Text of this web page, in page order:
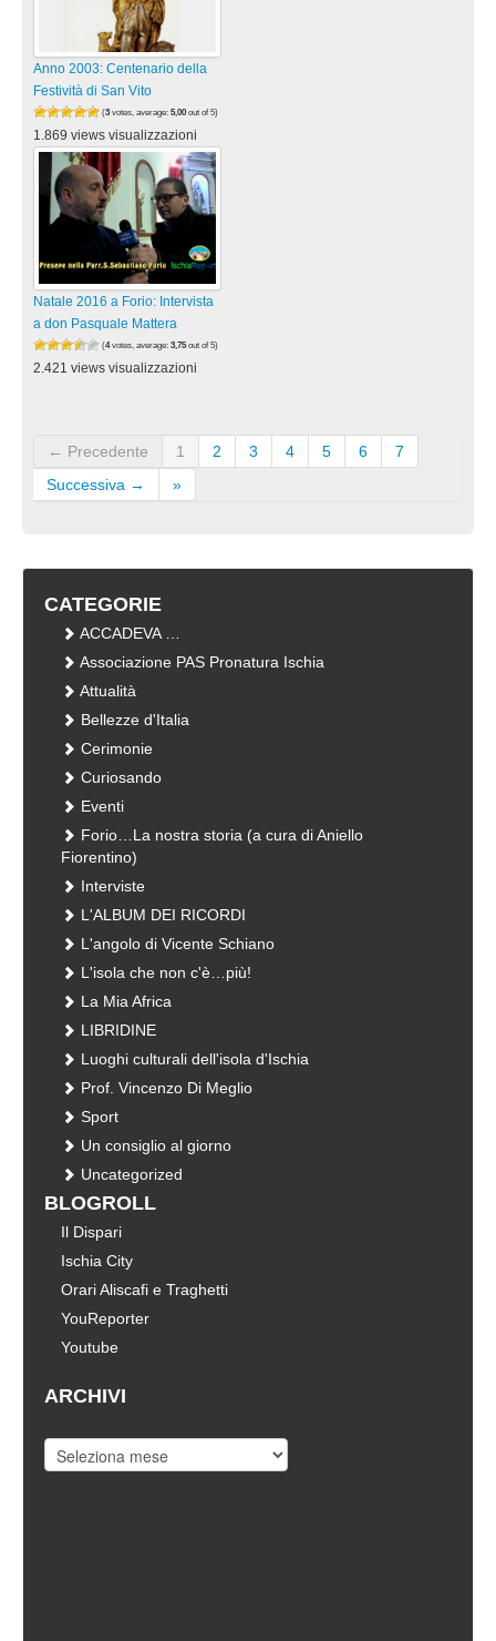
Anno 2003: Centenario della
Festività di San Vito
(3 votes, average: 5,00 out of 5)
1.869 views visualizzazioni
Natale 2016 a Forio: Intervista
a don Pasquale Mattera
(4votes, average: 3,75out of 5)
2.421 views visualizzazioni
← Precedente 1 2 3 4 5 6
7
Successiva →
»
CATEGORIE
ACCADEVA …
Associazione PAS Pronatura Ischia
Attualità
Bellezze d'Italia
Cerimonie
Curiosando
Eventi
Forio…La nostra storia (a cura di Aniello
Fiorentino)
Interviste
L'ALBUM DEI RICORDI
L'angolo di Vicente Schiano
L'isola che non c'è…più!
La Mia Africa
LIBRIDINE
Luoghi culturali dell'isola d'Ischia
Prof. Vincenzo Di Meglio
Sport
Un consiglio al giorno
Uncategorized
BLOGROLL
Il Dispari
Ischia City
Orari Aliscafi e Traghetti
YouReporter
Youtube
ARCHIVI